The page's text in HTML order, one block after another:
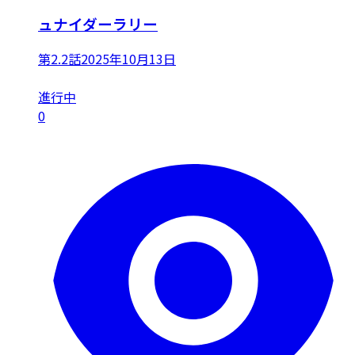
ュナイダーラリー
第2.2話2025年10月13日
進行中
0